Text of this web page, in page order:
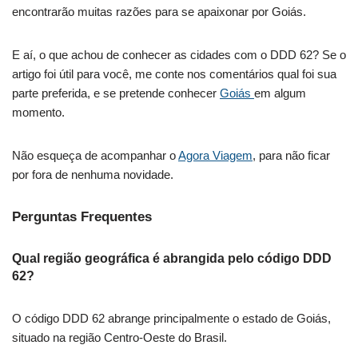
encontrarão muitas razões para se apaixonar por Goiás.
E aí, o que achou de conhecer as cidades com o DDD 62? Se o
artigo foi útil para você, me conte nos comentários qual foi sua
parte preferida, e se pretende conhecer Goiás em algum
momento.
Não esqueça de acompanhar oAgora Viagem, para não ficar
por fora de nenhuma novidade.
Perguntas Frequentes
Qual região geográfica é abrangida pelo código DDD
62?
O código DDD 62 abrange principalmente o estado de Goiás,
situado na região Centro-Oeste do Brasil.